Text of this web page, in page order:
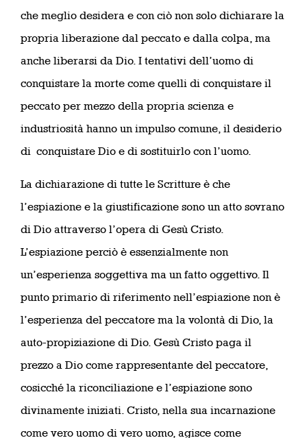
che meglio desidera e con ciò non solo dichiarare la
propria liberazione dal peccato e dalla colpa, ma
anche liberarsi da Dio. I tentativi dell’uomo di
conquistare la morte come quelli di conquistare il
peccato per mezzo della propria scienza e
industriosità hanno un impulso comune, il desiderio
di conquistare Dio e di sostituirlo con l’uomo.
La dichiarazione di tutte le Scritture è che
l’espiazione e la giustificazione sono un atto sovrano
di Dio attraverso l’opera di Gesù Cristo.
L’espiazione perciò è essenzialmente non
un’esperienza soggettiva ma un fatto oggettivo. Il
punto primario di riferimento nell’espiazione non è
l’esperienza del peccatore ma la volontà di Dio, la
auto-propiziazione di Dio. Gesù Cristo paga il
prezzo a Dio come rappresentante del peccatore,
cosicché la riconciliazione e l’espiazione sono
divinamente iniziati. Cristo, nella sua incarnazione
come vero uomo di vero uomo, agisce come